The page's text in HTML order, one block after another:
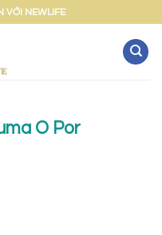
VỚI NEWLIFE
O Por